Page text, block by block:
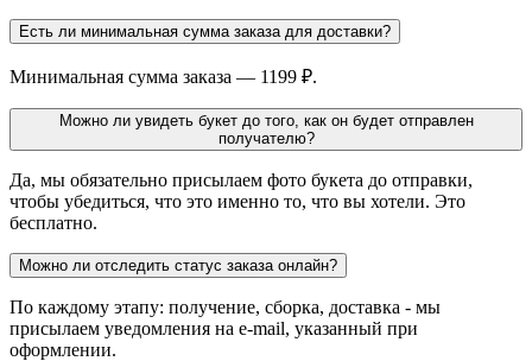
Есть ли минимальная сумма заказа для доставки?
Минимальная сумма заказа — 1199 ₽.
Можно ли увидеть букет до того, как он будет отправлен
получателю?
Да, мы обязательно присылаем фото букета до отправки,
чтобы убедиться, что это именно то, что вы хотели. Это
бесплатно.
Можно ли отследить статус заказа онлайн?
По каждому этапу: получение, сборка, доставка - мы
присылаем уведомления на e-mail, указанный при
оформлении.